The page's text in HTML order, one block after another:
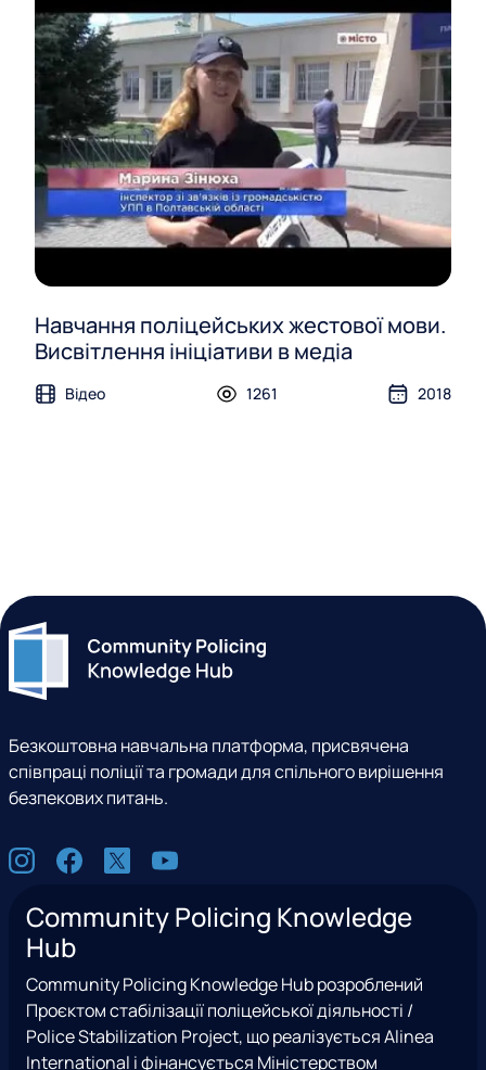
Навчання поліцейських жестової мови.
Висвітлення ініціативи в медіа
Відео 1261 2018
Безкоштовна навчальна платформа, присвячена
співпраці поліції та громади для спільного вирішення
безпекових питань.
С
оI
s
a
g
a
F
c
e
b
o
o
k
X
e
T
w
i
t
Y
u
u
b
e
Community Policing Knowledge
Hub
Community Policing Knowledge Hub розроблений
Проєктом стабілізації поліцейської діяльності /
Police Stabilization Project, що реалізується Alinea
International і фінансується Міністерством